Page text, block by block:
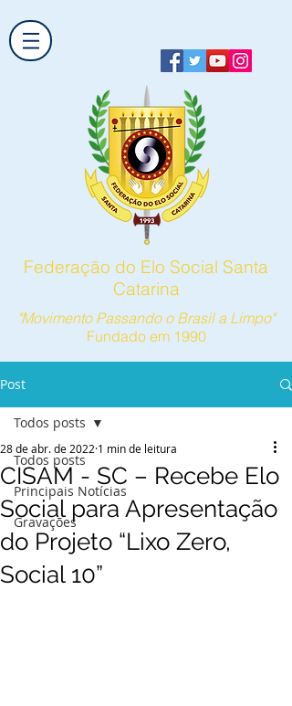
Federação do Elo Social Santa
Catarina
"Movimento Passando o Brasil a Limpo"
Fundado em 1990
Post
Todos posts
Principais Notícias
Gravações
Todos posts
CISAM - SC – Recebe Elo
Social para Apresentação
do Projeto “Lixo Zero,
Social 10”
28 de abr. de 2022 1 min de leitura